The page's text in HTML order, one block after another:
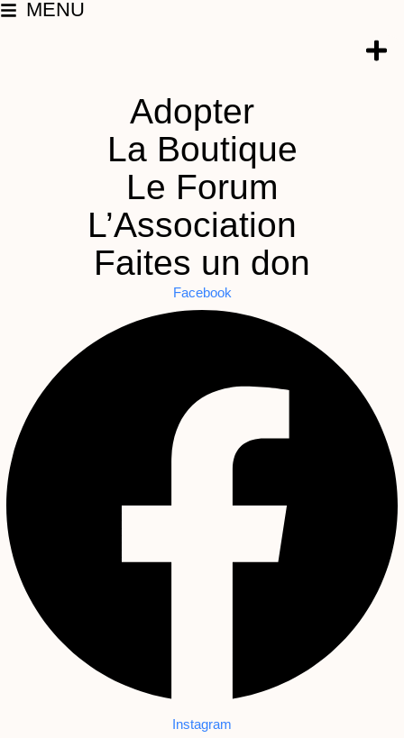
Aller
MENU
Adopter
La Boutique
Le Forum
L’Association
Faites un don
Facebook
Instagram